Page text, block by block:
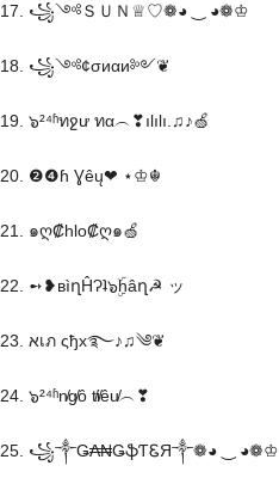
17. ꧁༺ＳＵＮ♕♡❁◕ ‿ ◕❁♔
18. ꧁༺¢σиαи༻❦
19. ๖²⁴ʱทջư ทα︵❣ılılı.♫♪🍏
20. ❷❹ɦ Ɣêų❤ ⋆♔☬
21. ๑ღ₡hlo₡ღ๑🍏
22. ➻❥вìղĤɁʇ๖ۣۜhâղ☭ ッ
23. אเภ ςђx࿐♪♫༄❦
24. ๖²⁴ʱn̸g̸ô t̸i̸êu̸︵❣
25. ꧁༒Ǥ₳₦ǤֆƬᏋЯ༒❁◕ ‿ ◕❁♔